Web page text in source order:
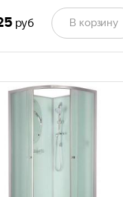
руб В корзину